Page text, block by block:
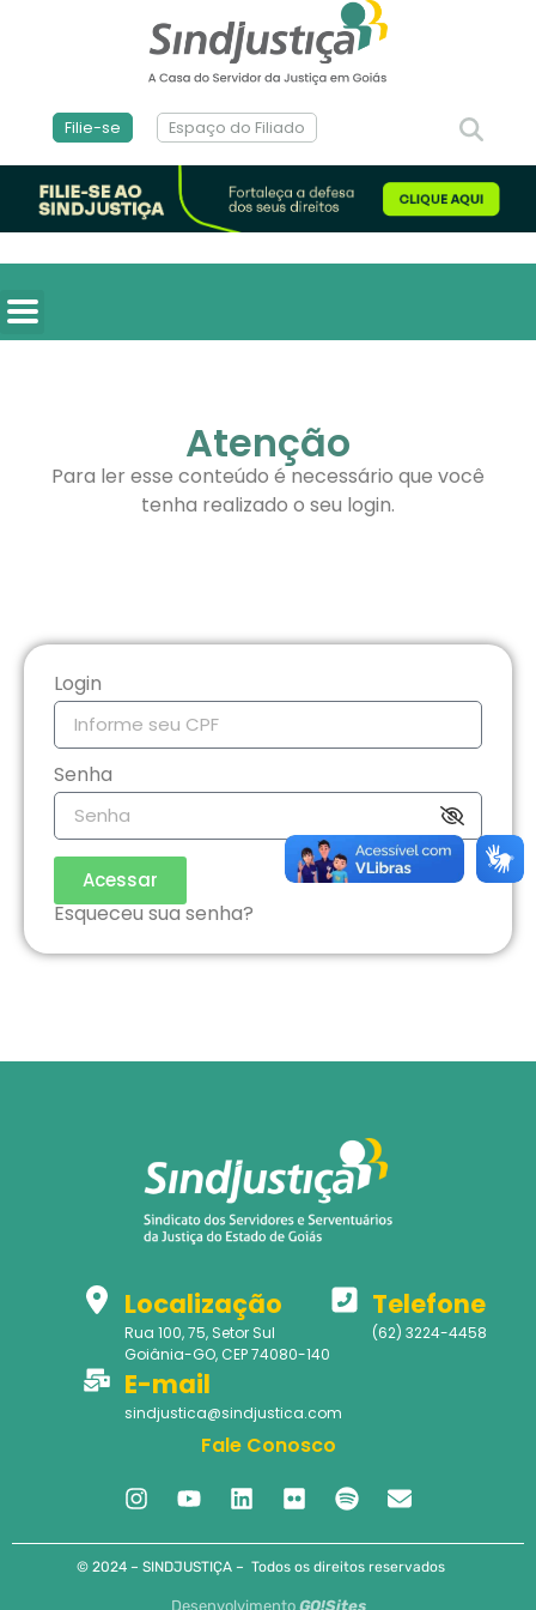
Filie-se Espaço do Filiado
Atenção
Para ler esse conteúdo é necessário que você
tenha realizado o seu login.
Login
Senha
Acessar
Esqueceu sua senha?
Localização
Rua 100, 75, Setor Sul
Goiânia-GO, CEP 74080-140
Telefone
(62) 3224-4458
E-mail
sindjustica@sindjustica.com
Fale Conosco
© 2024 – SINDJUSTIÇA – Todos os direitos reservados
Desenvolvimento GO!Sites